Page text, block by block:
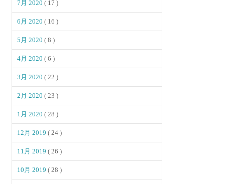
7月 2020( 17 )
6月 2020( 16 )
5月 2020( 8 )
4月 2020( 6 )
3月 2020( 22 )
2月 2020( 23 )
1月 2020( 28 )
12月 2019( 24 )
11月 2019( 26 )
10月 2019( 28 )